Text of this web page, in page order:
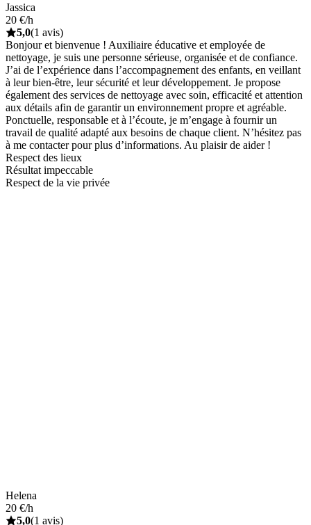
Jassica
20 €/h
5,0(1 avis)
Bonjour et bienvenue ! Auxiliaire éducative et employée de
nettoyage, je suis une personne sérieuse, organisée et de confiance.
J’ai de l’expérience dans l’accompagnement des enfants, en veillant
à leur bien-être, leur sécurité et leur développement. Je propose
également des services de nettoyage avec soin, efficacité et attention
aux détails afin de garantir un environnement propre et agréable.
Ponctuelle, responsable et à l’écoute, je m’engage à fournir un
travail de qualité adapté aux besoins de chaque client. N’hésitez pas
à me contacter pour plus d’informations. Au plaisir de aider !
Respect des lieux
Résultat impeccable
Respect de la vie privée
Helena
20 €/h
5,0(1 avis)